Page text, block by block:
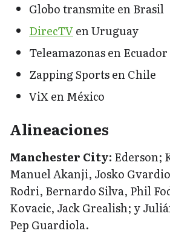
Globo transmite en Brasil
DirecTVen Uruguay
Teleamazonas en Ecuador
Zapping Sports en Chile
ViX en México
Alineaciones
Manchester City: Ederson;
Manuel Akanji, Josko
Rodri, Bernardo Silva, Phil
Kovacic, Jack Grealish; y
Pep Guardiola.